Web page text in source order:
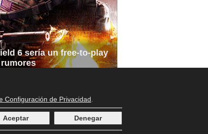
6 sería un free-to-play
Configuración de Privacidad
Aceptar Denegar